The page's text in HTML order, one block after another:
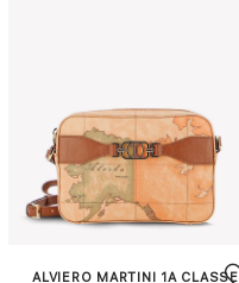
ALVIERO MARTINI 1A CLASSE